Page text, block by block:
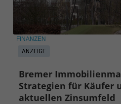
ANZEIGE
FINANZEN
Bremer
Strategien für Käufer
aktuellen Zinsumfeld